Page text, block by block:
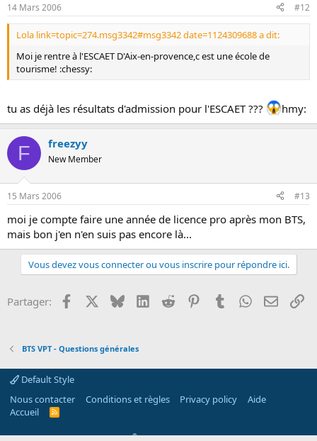
14 Mars 2006 #12
Lola link=topic=274.msg3342#msg3342 date=1124309688 a dit:
Moi je rentre à l'ESCAET D'Aix-en-provence,c est une école de
tourisme! :chessy:
tu as déjà les résultats d'admission pour l'ESCAET ??? hmy:
F freezyy
New Member
15 Mars 2006 #13
moi je compte faire une année de licence pro après mon BTS,
mais bon j'en n'en suis pas encore là...
Vous devez vous connecter ou vous inscrire pour répondre ici.
Partager: Facebook BlueskyLinkedInReddit PinterestTumblrWhatsApp
Email
BTS VPT - Questions générales
Default Style
Nous contacter
Conditions et règles Privacy policy
Aide
Accueil
R
Community platform by XenForo® © 2010-2026 XenForo Ltd.